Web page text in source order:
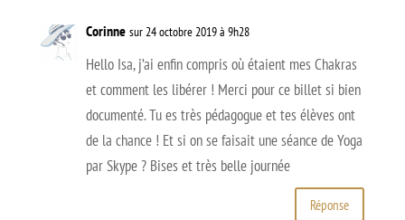
Corinne sur 24 octobre 2019 à 9h28
Hello Isa, j’ai enfin compris où étaient mes Chakras
et comment les libérer ! Merci pour ce billet si bien
documenté. Tu es très pédagogue et tes élèves ont
de la chance ! Et si on se faisait une séance de Yoga
par Skype ? Bises et très belle journée
Réponse